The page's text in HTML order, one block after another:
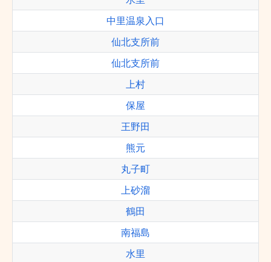
中里温泉入口
仙北支所前
仙北支所前
上村
保屋
王野田
熊元
丸子町
上砂溜
鶴田
南福島
水里